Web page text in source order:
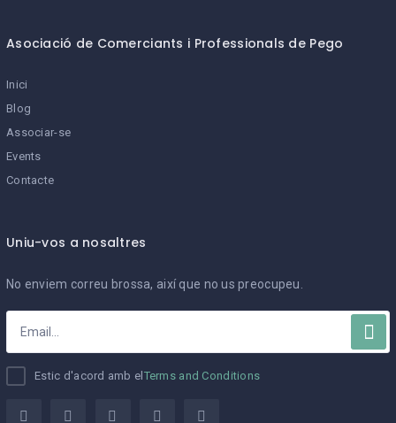
Asociació de Comerciants i Professionals de Pego
Inici
Blog
Associar-se
Events
Contacte
Uniu-vos a nosaltres
No enviem correu brossa, així que no us preocupeu.
Estic d'acord amb el Terms and Conditions